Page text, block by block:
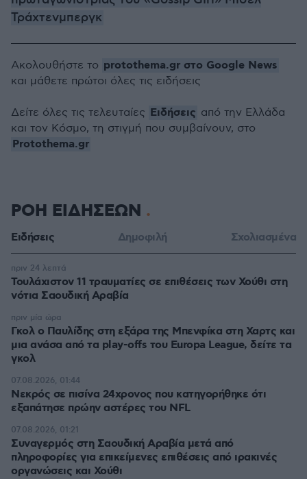
Τράχτενμπεργκ
Ακολουθήστε το protothema.gr στο Google News
και μάθετε πρώτοι όλες τις ειδήσεις
Δείτε όλες τις τελευταίες Ειδήσεις από την Ελλάδα
και τον Κόσμο, τη στιγμή που συμβαίνουν, στο
Protothema.gr
ΡΟΗ ΕΙΔΗΣΕΩΝ
Ειδήσεις Δημοφιλή Σχολιασμένα
Τουλάχιστον 11 τραυματίες σε επιθέσεις των Χούθι στη
νότια Σαουδική Αραβία
πριν 24 λεπτά
Γκολ ο Παυλίδης στη εξάρα της Μπενφίκα στη Χαρτς και
μια ανάσα από τα play-offs του Europa League, δείτε τα
γκολ
πριν μία ώρα
Νεκρός σε πισίνα 24χρονος που κατηγορήθηκε ότι
εξαπάτησε πρώην αστέρες του NFL
07.08.2026, 01:44
Συναγερμός στη Σαουδική Αραβία μετά από
πληροφορίες για επικείμενες επιθέσεις από ιρακινές
οργανώσεις και Χούθι
07.08.2026, 01:21